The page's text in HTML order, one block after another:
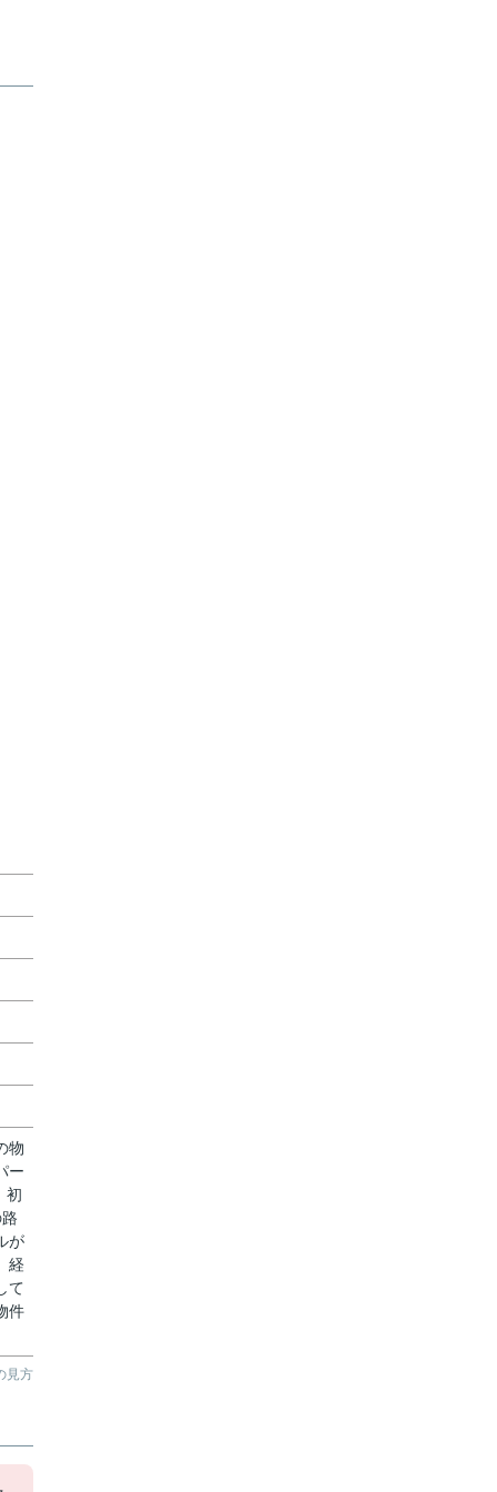
物
ー
初
が
経
て
件
見方